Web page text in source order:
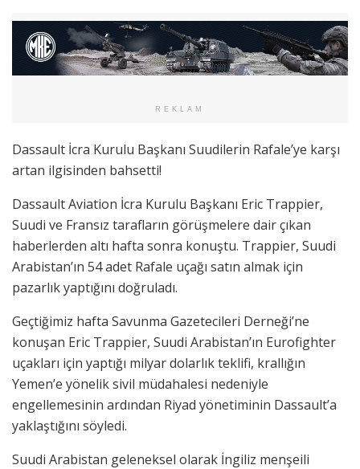
REKLAM
Dassault İcra Kurulu Başkanı Suudilerin Rafale’ye karşı
artan ilgisinden bahsetti!
Dassault Aviation İcra Kurulu Başkanı Eric Trappier,
Suudi ve Fransız tarafların görüşmelere dair çıkan
haberlerden altı hafta sonra konuştu. Trappier, Suudi
Arabistan’ın 54 adet Rafale uçağı satın almak için
pazarlık yaptığını doğruladı.
Geçtiğimiz hafta Savunma Gazetecileri Derneği’ne
konuşan Eric Trappier, Suudi Arabistan’ın Eurofighter
uçakları için yaptığı milyar dolarlık teklifi, krallığın
Yemen’e yönelik sivil müdahalesi nedeniyle
engellemesinin ardından Riyad yönetiminin Dassault’a
yaklaştığını söyledi.
Suudi Arabistan geleneksel olarak İngiliz menşeili